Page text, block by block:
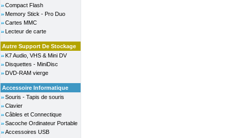
Compact Flash
Memory Stick - Pro Duo
Cartes MMC
Lecteur de carte
Autre Support De Stockage
K7 Audio, VHS & Mini DV
Disquettes - MiniDisc
DVD-RAM vierge
Accessoire Informatique
Souris - Tapis de souris
Clavier
Câbles et Connectique
Sacoche Ordinateur Portable
Accessoires USB